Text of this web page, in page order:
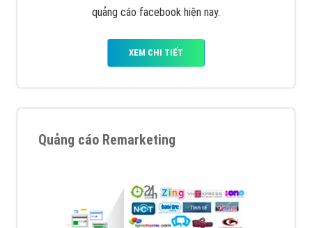
quảng cáo facebook hiện nay.
XEM CHI TIẾT
Quảng cáo Remarketing